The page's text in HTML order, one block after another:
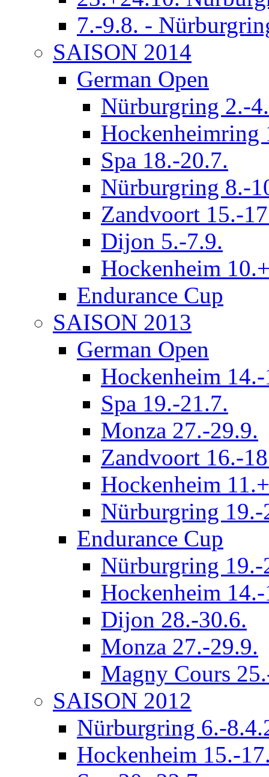
7.-9.8. -
SAISON 2014
German Open
Nürburgring 2.-
Hockenheimring
Spa 18.-20.7.
Nürburgring 8.-
Zandvoort 15.-
Dijon 5.-7.9.
Hockenheim
Endurance Cup
SAISON 2013
German Open
Hockenheim
Spa 19.-21.7.
Monza 27.-29.9.
Zandvoort 16.-
Hockenheim
Nürburgring 19.-
Endurance Cup
Nürburgring 19.-
Hockenheim
Dijon 28.-30.6.
Monza 27.-29.9.
Magny Cours
SAISON 2012
Nürburgring 6.-
Hockenheim 15.-